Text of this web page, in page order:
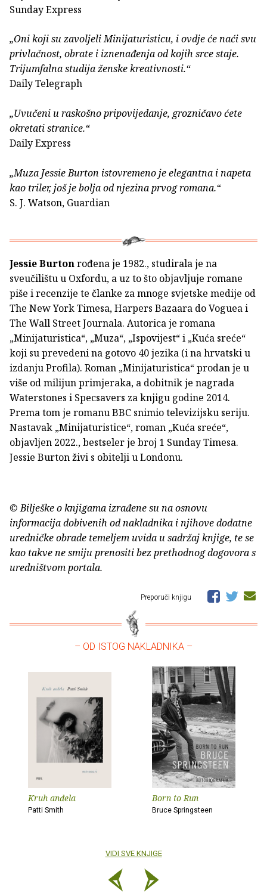
Sunday Express
„Oni koji su zavoljeli Minijaturisticu, i ovdje će naći svu
privlačnost, obrate i iznenađenja od kojih srce staje.
Trijumfalna studija ženske kreativnosti.“
Daily Telegraph
„Uvučeni u raskošno pripovijedanje, grozničavo ćete
okretati stranice.“
Daily Express
„Muza Jessie Burton istovremeno je elegantna i napeta
kao triler, još je bolja od njezina prvog romana.“
S. J. Watson, Guardian
Jessie Burtonrođena je 1982., studirala je na
sveučilištu u Oxfordu, a uz to što objavljuje romane
piše i recenzije te članke za mnoge svjetske medije od
The New York Timesa, Harpers Bazaara do Voguea i
The Wall Street Journala. Autorica je romana
„Minijaturistica“, „Muza“, „Ispovijest“ i „Kuća sreće“
koji su prevedeni na gotovo 40 jezika (i na hrvatski u
izdanju Profila). Roman „Minijaturistica“ prodan je u
više od milijun primjeraka, a dobitnik je nagrada
Waterstones i Specsavers za knjigu godine 2014.
Prema tom je romanu BBC snimio televizijsku seriju.
Nastavak „Minijaturistice“, roman „Kuća sreće“,
objavljen 2022., bestseler je broj 1 Sunday Timesa.
Jessie Burton živi s obitelji u Londonu.
© Bilješke o knjigama izrađene su na osnovu
informacija dobivenih od nakladnika i njihove dodatne
uredničke obrade temeljem uvida u sadržaj knjige, te se
kao takve ne smiju prenositi bez prethodnog dogovora s
uredništvom portala.
Preporuči knjigu
– OD ISTOG NAKLADNIKA –
Kruh anđela
Patti Smith
Born to Run
Bruce Springsteen
VIDI SVE KNJIGE